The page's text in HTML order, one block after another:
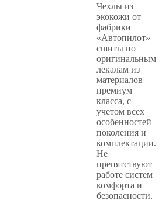
Чехлы из
экокожи от
фабрики
«Автопилот»
сшиты по
оригинальным
лекалам из
материалов
премиум
класса, с
учетом всех
особенностей
поколения и
комплектации.
Не
препятствуют
работе систем
комфорта и
безопасности.